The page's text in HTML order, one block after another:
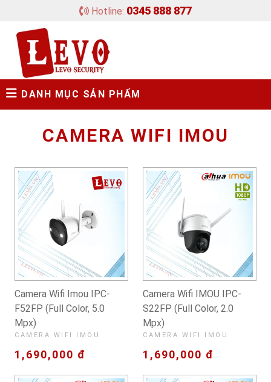
Hotline: 0345 888 877
DANH MỤC SẢN PHẨM
CAMERA WIFI IMOU
Camera Wifi Imou IPC-
F52FP (Full Color, 5.0
Mpx)
CAMERA WIFI IMOU
1,690,000 đ
Camera Wifi IMOU IPC-
S22FP (Full Color, 2.0
Mpx)
CAMERA WIFI IMOU
1,690,000 đ